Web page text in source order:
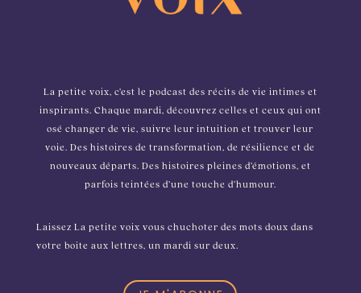
La petite voix, c’est le podcast des récits de vie intimes et
inspirants. Chaque mardi, découvrez celles et ceux qui ont
osé changer de vie, suivre leur intuition et trouver leur
voie. Des histoires de transformation, de résilience et de
nouveaux départs. Des histoires pleines d’émotions, et
parfois teintées d’une touche d’humour.
Laissez La petite voix vous chuchoter des mots doux dans
votre boite aux lettres, un mardi sur deux.